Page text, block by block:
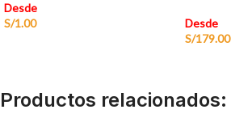
Desde
S/1.00
Desde
S/179.00
Productos relacionados: